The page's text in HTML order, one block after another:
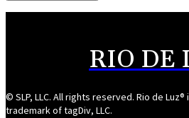
RIO DE
© SLP, LLC. All rights reserved. Rio de
trademark of tagDiv, LLC.